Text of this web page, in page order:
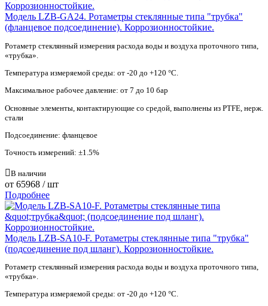
Модель LZB-GA24. Ротаметры стеклянные типа "трубка"
(фланцевое подсоединение). Коррозионностойкие.
Ротаметр стеклянный измерения расхода воды и воздуха проточного типа,
«трубка».
Температура измеряемой среды: от -20 до +120 °С.
Максимальное рабочее давление: от 7 до 10 бар
Основные элементы, контактирующие со средой, выполнены из PTFE, нерж.
стали
Подсоединение: фланцевое
Точность измерений: ±1.5%
В наличии
от 65968 / шт
Подробнее
Модель LZB-SA10-F. Ротаметры стеклянные типа "трубка"
(подсоединение под шланг). Коррозионностойкие.
Ротаметр стеклянный измерения расхода воды и воздуха проточного типа,
«трубка».
Температура измеряемой среды: от -20 до +120 °С.